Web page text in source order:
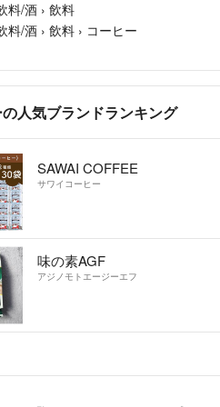
料/酒 › 飲料
料/酒 › 飲料 › コーヒー
人気ブランドランキング
SAWAI COFFEE
サワイコーヒー
味の素AGF
アジノモトエージーエフ